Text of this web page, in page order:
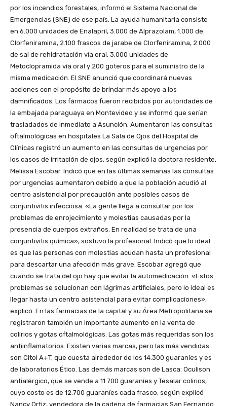
por los incendios forestales, informó el Sistema Nacional de
Emergencias (SNE) de ese país. La ayuda humanitaria consiste
en 6.000 unidades de Enalapril, 3.000 de Alprazolam, 1.000 de
Clorfeniramina, 2.100 frascos de jarabe de Clorfeniramina, 2.000
de sal de rehidratación vía oral, 3.000 unidades de
Metoclopramida vía oral y 200 goteros para el suministro de la
misma medicación. El SNE anunció que coordinará nuevas
acciones con el propósito de brindar más apoyo a los
damnificados. Los fármacos fueron recibidos por autoridades de
la embajada paraguaya en Montevideo y se informó que serían
trasladados de inmediato a Asunción. Aumentaron las consultas
oftalmológicas en hospitales La Sala de Ojos del Hospital de
Clínicas registró un aumento en las consultas de urgencias por
los casos de irritación de ojos, según explicó la doctora residente,
Melissa Escobar. Indicó que en las últimas semanas las consultas
por urgencias aumentaron debido a que la población acudió al
centro asistencial por precaución ante posibles casos de
conjuntivitis infecciosa. «La gente llega a consultar por los
problemas de enrojecimiento y molestias causadas por la
presencia de cuerpos extraños. En realidad se trata de una
conjuntivitis química», sostuvo la profesional. Indicó que lo ideal
es que las personas con molestias acudan hasta un profesional
para descartar una afección más grave. Escobar agregó que
cuando se trata del ojo hay que evitar la automedicación. «Estos
problemas se solucionan con lágrimas artificiales, pero lo ideal es
llegar hasta un centro asistencial para evitar complicaciones»,
explicó. En las farmacias de la capital y su Área Metropolitana se
registraron también un importante aumento en la venta de
colirios y gotas oftalmológicas. Las gotas más requeridas son los
antiinflamatorios. Existen varias marcas, pero las más vendidas
son Citol A+T, que cuesta alrededor de los 14.300 guaraníes y es
de laboratorios Ético. Las demás marcas son de Lasca: Oculison
antialérgico, que se vende a 11.700 guaraníes y Tesalar colirios,
cuyo costo es de 12.700 guaraníes cada frasco, según explicó
Nancy Ortiz, vendedora de la cadena de farmacias San Fernando.